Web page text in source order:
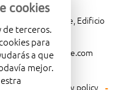
4, 03007 Alicante, Edificio
planta 3ª
policy
Privacy policy
cookies
de terceros.
para
a que
mejor.